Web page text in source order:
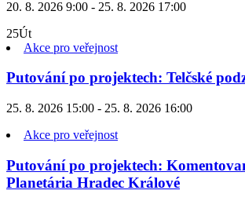
20. 8. 2026 9:00 - 25. 8. 2026 17:00
25Út
Akce pro veřejnost
Putování po projektech: Telčské
25. 8. 2026 15:00 - 25. 8. 2026 16:00
Akce pro veřejnost
Putování po projektech:
Planetária Hradec Králové